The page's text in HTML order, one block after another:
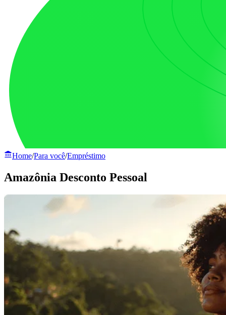
Home/Para você/Empréstimo
Amazônia Desconto Pessoal